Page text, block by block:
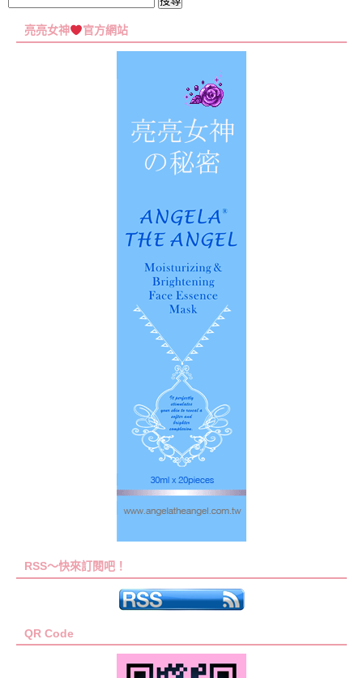
關
亮亮女神 官方網站
RSS～快來訂閱吧！
QR Code